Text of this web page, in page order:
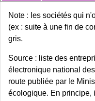
Note : les sociétés qui
(ex : suite à une fin de
gris.
Source : liste des
électronique national
route publiée par le
écologique. En principe,